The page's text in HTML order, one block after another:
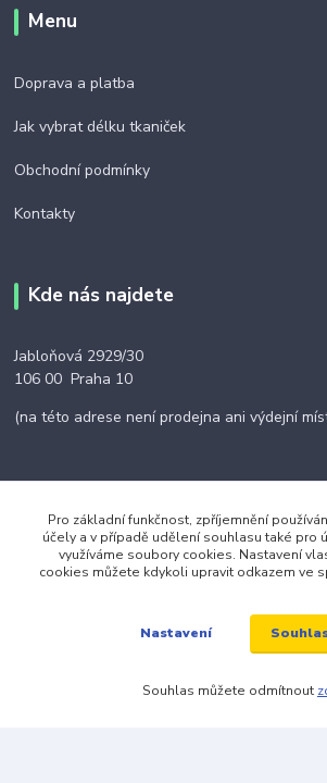
Menu
Doprava a platba
Jak vybrat délku tkaniček
Obchodní podmínky
Kontakty
Kde nás najdete
Jabloňová 2929/30
106 00 Praha 10
(na této adrese není prodejna ani výdejní
Kontakty
objednavky@zavazuj.cz
Pro základní funkčnost, zpříjemnění
účely a v případě udělení souhlasu také pro
využíváme soubory cookies. Nastavení
cookies můžete kdykoli upravit odkazem ve
Nastavení
Souhlas můžete odmítnout